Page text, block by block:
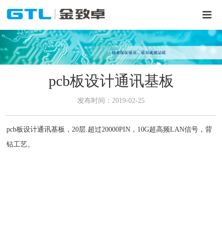
pcb板设计通讯基板
发布时间：2019-02-25
pcb板设计通讯基板，20层.超过20000PIN，10G超高频LAN信号，背
钻工艺。